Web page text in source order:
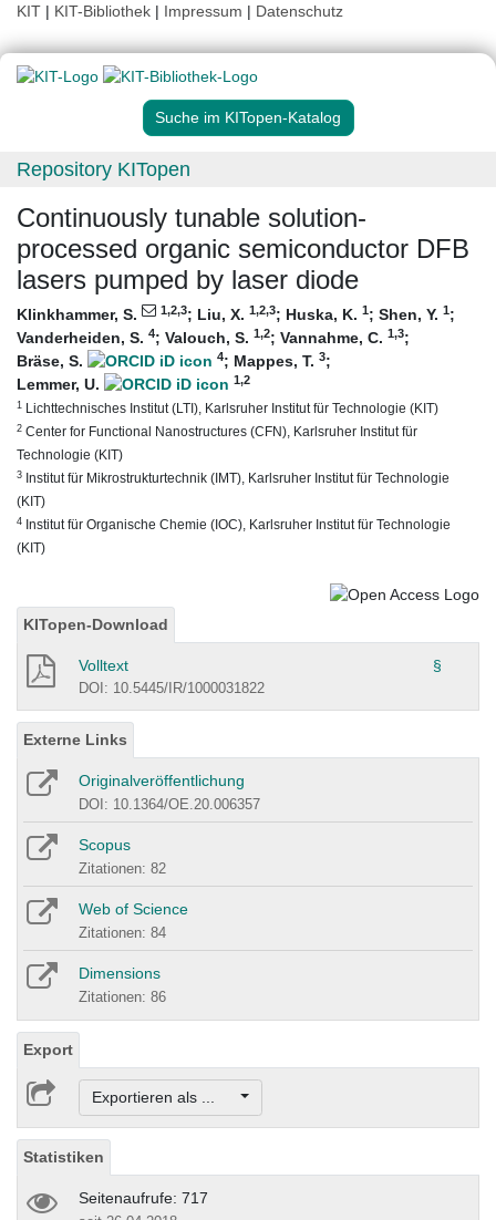
KIT | KIT-Bibliothek | Impressum | Datenschutz
Suche im KITopen-Katalog
Repository KITopen
Continuously tunable solution-
processed organic semiconductor DFB
lasers pumped by laser diode
Klinkhammer, S. 1,2,3; Liu, X. 1,2,3; Huska, K. 1; Shen, Y. 1;
Vanderheiden, S. 4; Valouch, S. 1,2; Vannahme, C. 1,3;
Bräse, S.
4; Mappes, T. 3;
Lemmer, U.
1,2
1 Lichttechnisches Institut (LTI), Karlsruher Institut für Technologie (KIT)
2 Center for Functional Nanostructures (CFN), Karlsruher Institut für
Technologie (KIT)
3 Institut für Mikrostrukturtechnik (IMT), Karlsruher Institut für Technologie
(KIT)
4 Institut für Organische Chemie (IOC), Karlsruher Institut für Technologie
(KIT)
KITopen-Download
Volltext §
DOI: 10.5445/IR/1000031822
Externe Links
Originalveröffentlichung
DOI: 10.1364/OE.20.006357
Scopus
Zitationen: 82
Web of Science
Zitationen: 84
Dimensions
Zitationen: 86
Export
Exportieren als ...
Statistiken
Seitenaufrufe: 717